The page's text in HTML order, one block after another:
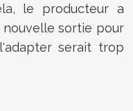
le producteur a
nouvelle sortie pour
serait trop